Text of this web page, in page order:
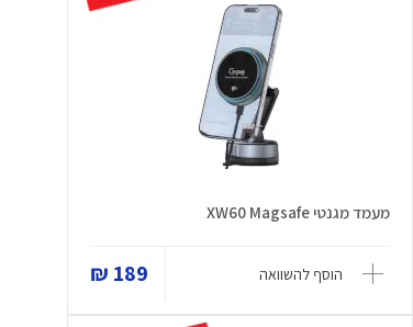
מעמד מגנטי XW60 Magsafe
הוסף להשוואה 189 ₪